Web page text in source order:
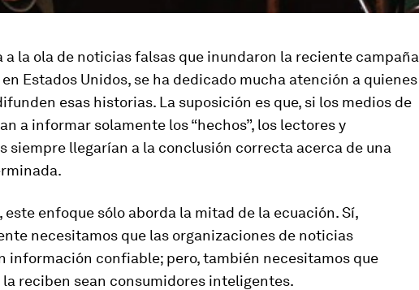
a la ola de noticias falsas que inundaron la reciente campaña
Estados Unidos, se ha dedicado mucha atención a quienes
esas historias. La suposición es que, si los medios de
a informar solamente los “hechos”, los lectores y
siempre llegarían a la conclusión correcta acerca de una
este enfoque sólo aborda la mitad de la ecuación. Sí,
necesitamos que las organizaciones de noticias
información confiable; pero, también necesitamos que
la reciben sean consumidores inteligentes.